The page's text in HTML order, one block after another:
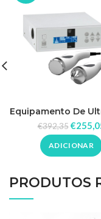
Equipamento De
B-
€392,35 €
ADICIONAR
PRODUTOS